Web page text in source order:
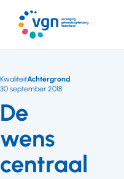
naar
hoofdinhoud
De
wens
centraal
KwaliteitAchtergrond
30 september 2018